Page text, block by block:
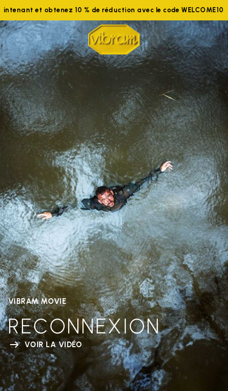
nous maintenant et obtenez 10 % de réduction avec le
VIBRAM MOVIE
RECONNEXION
VOIR LA VIDÉO